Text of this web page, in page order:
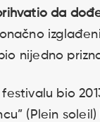
da
nijedno
bio
(Plein soleil)